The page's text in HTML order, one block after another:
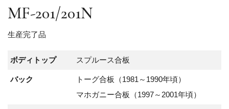
MF-201/201N
生産完了品
ボディトップ スプルース合板
バック
トーグ合板（1981～1990年頃）
マホガニー合板（1997～2001年頃）